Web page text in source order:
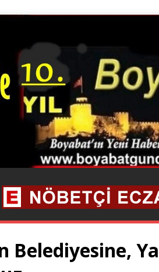
Belediyesine,